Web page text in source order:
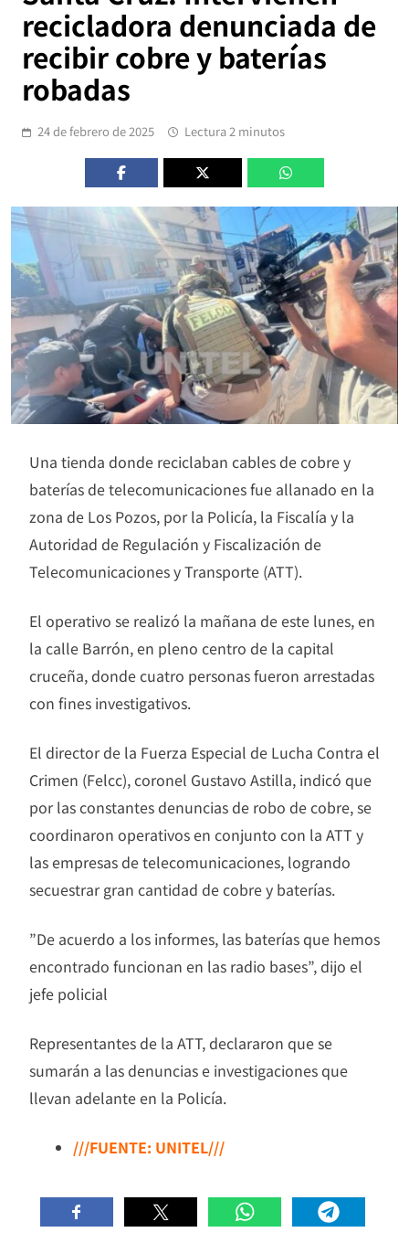
recicladora denunciada de
recibir cobre y baterías
robadas
24 de febrero de 2025 Lectura 2 minutos
Una tienda donde reciclaban cables de cobre y
baterías de telecomunicaciones fue allanado en la
zona de Los Pozos, por la Policía, la Fiscalía y la
Autoridad de Regulación y Fiscalización de
Telecomunicaciones y Transporte (ATT).
El operativo se realizó la mañana de este lunes, en
la calle Barrón, en pleno centro de la capital
cruceña, donde cuatro personas fueron arrestadas
con fines investigativos.
El director de la Fuerza Especial de Lucha Contra el
Crimen (Felcc), coronel Gustavo Astilla, indicó que
por las constantes denuncias de robo de cobre, se
coordinaron operativos en conjunto con la ATT y
las empresas de telecomunicaciones, logrando
secuestrar gran cantidad de cobre y baterías.
”De acuerdo a los informes, las baterías que hemos
encontrado funcionan en las radio bases”, dijo el
jefe policial
Representantes de la ATT, declararon que se
sumarán a las denuncias e investigaciones que
llevan adelante en la Policía.
///FUENTE: UNITEL///